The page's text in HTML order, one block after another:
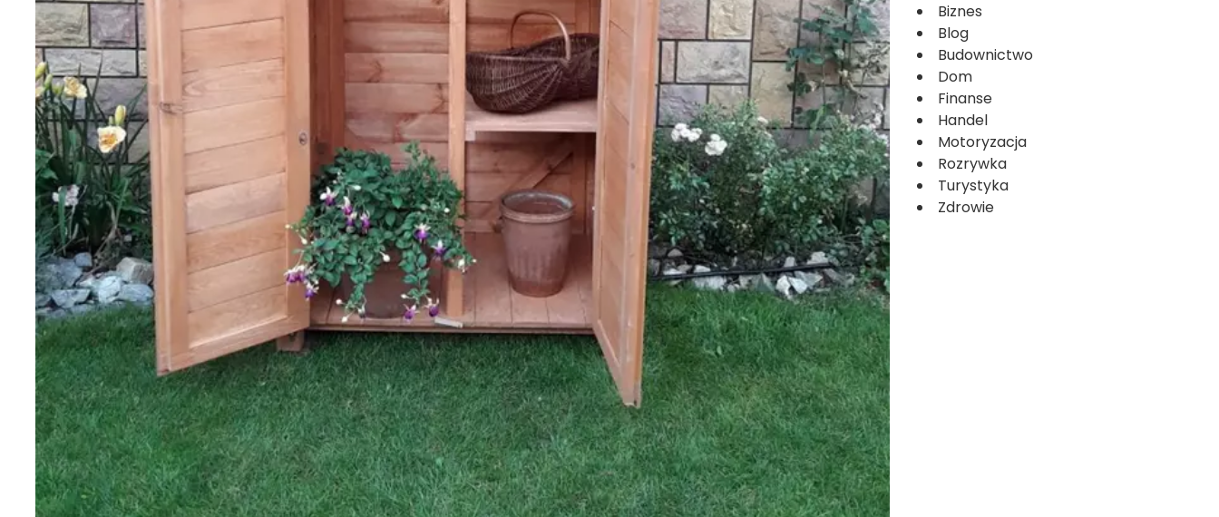
Biznes
Blog
Budownictwo
Dom
Finanse
Handel
Motoryzacja
Rozrywka
Turystyka
Zdrowie